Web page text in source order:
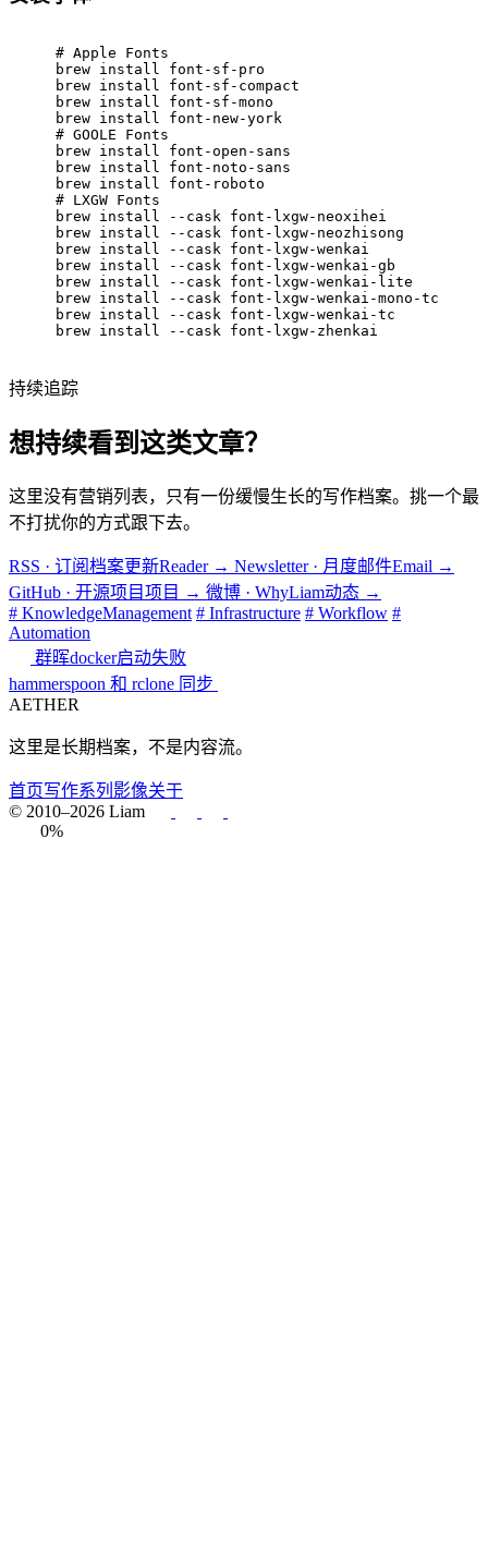
# Apple Fonts
brew install font-sf-pro
brew install font-sf-compact
brew install font-sf-mono
brew install font-new-york
# GOOLE Fonts
brew install font-open-sans
brew install font-noto-sans
brew install font-roboto
# LXGW Fonts
brew install --cask font-lxgw-neoxihei
brew install --cask font-lxgw-neozhisong
brew install --cask font-lxgw-wenkai
brew install --cask font-lxgw-wenkai-gb
brew install --cask font-lxgw-wenkai-lite
brew install --cask font-lxgw-wenkai-mono-tc
brew install --cask font-lxgw-wenkai-tc
brew install --cask font-lxgw-zhenkai
持续追踪
想持续看到这类文章？
这里没有营销列表，只有一份缓慢生长的写作档案。挑一个最
不打扰你的方式跟下去。
RSS · 订阅档案更新Reader → Newsletter · 月度邮件Email →
GitHub · 开源项目项目 → 微博 · WhyLiam动态 →
# KnowledgeManagement # Infrastructure # Workflow #
Automation
群晖docker启动失败
hammerspoon 和 rclone 同步
AETHER
这里是长期档案，不是内容流。
首页写作系列 影像关于
© 2010–2026 Liam
0%